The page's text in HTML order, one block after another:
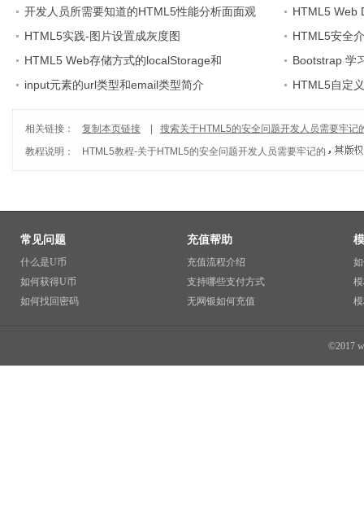
开发人员所需要知道的HTML5性能分析面面观
HTML5 Web
方法
HTML5实践-图片设置成灰度图
HTML5安全
HTML5 Web存储方式的localStorage和
sessionStorage进行数据本地存储案例应用
Bootstrap 学
input元素的url类型和email类型简介
HTML5自定
data()方法的使
相关链接： 复制本页链接
搜索关于HTML5的安全问题开发人员需要牢记
教程说明：
HTML5教程-关于HTML5的安全问题开发人员需要牢记的
常见问题
什么是U币
如何获得U币
如何找回密码
充值帮助
充值流程介绍
支持哪些支付方式
无网银如何充值
©2017